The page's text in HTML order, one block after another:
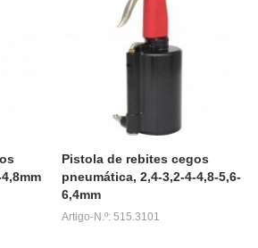
Pistola de rebites cegos
pneumática, 2,4-3,2-4-4,8-5,6-
6,4mm
Artigo-N.º: 515.3101